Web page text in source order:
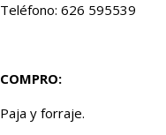
Teléfono: 626 595539
COMPRO:
Paja y forraje.